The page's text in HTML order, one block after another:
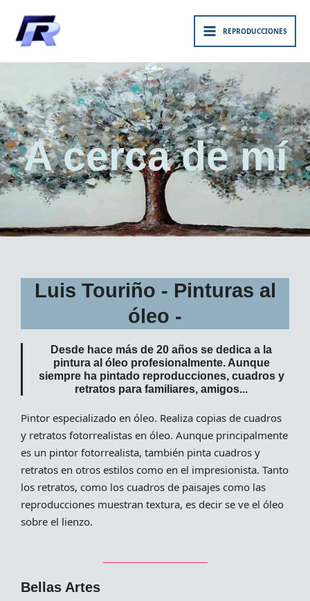
contenido
REPRODUCCIONES
A cerca de mí
Luis Touriño - Pinturas al
óleo -
Desde hace más de 20 años se dedica a la
pintura al óleo profesionalmente. Aunque
siempre ha pintado reproducciones, cuadros y
retratos para familiares, amigos...
Pintor especializado en óleo. Realiza copias de cuadros
y retratos fotorrealistas en óleo. Aunque principalmente
es un pintor fotorrealista, también pinta cuadros y
retratos en otros estilos como en el impresionista. Tanto
los retratos, como los cuadros de paisajes como las
reproducciones muestran textura, es decir se ve el óleo
sobre el lienzo.
Bellas Artes